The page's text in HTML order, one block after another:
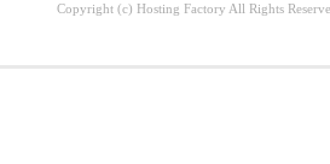
Copyright (c) Hosting Factory All Rights